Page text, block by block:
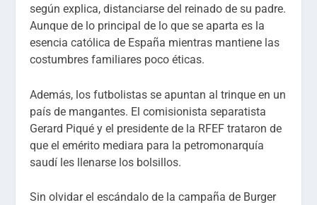
según explica, distanciarse del reinado de su padre.
Aunque de lo principal de lo que se aparta es la
esencia católica de España mientras mantiene las
costumbres familiares poco éticas.
Además, los futbolistas se apuntan al trinque en un
país de mangantes. El comisionista separatista
Gerard Piqué y el presidente de la RFEF trataron de
que el emérito mediara para la petromonarquía
saudí les llenarse los bolsillos.
Sin olvidar el escándalo de la campaña de Burger